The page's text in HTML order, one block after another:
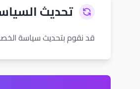
تحديث
قد نقوم بتحديث سياسة